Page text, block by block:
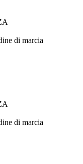
di marcia
di marcia